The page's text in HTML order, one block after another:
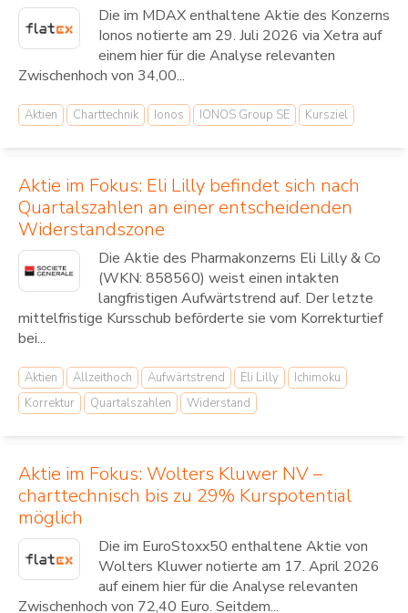
Die im MDAX enthaltene Aktie des Konzerns
Ionos notierte am 29. Juli 2026 via Xetra auf
einem hier für die Analyse relevanten
Zwischenhoch von 34,00...
Aktien Charttechnik Ionos IONOS Group SE Kursziel
Aktie im Fokus: Eli Lilly befindet sich nach
Quartalszahlen an einer entscheidenden
Widerstandszone
Die Aktie des Pharmakonzerns Eli Lilly & Co
(WKN: 858560) weist einen intakten
langfristigen Aufwärtstrend auf. Der letzte
mittelfristige Kursschub beförderte sie vom Korrekturtief
bei...
Aktien Allzeithoch Aufwärtstrend Eli Lilly
Ichimoku
Korrektur
Quartalszahlen Widerstand
Aktie im Fokus: Wolters Kluwer NV –
charttechnisch bis zu 29% Kurspotential
möglich
Die im EuroStoxx50 enthaltene Aktie von
Wolters Kluwer notierte am 17. April 2026
auf einem hier für die Analyse relevanten
Zwischenhoch von 72,40 Euro. Seitdem...